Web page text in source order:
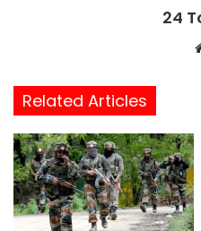
24
Related Articles